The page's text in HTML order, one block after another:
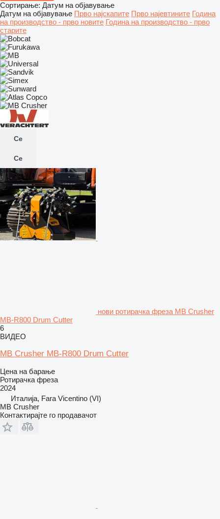
Сортирање: Датум на објавување
Датум на објавување Прво најскапите Прво најевтините Година
на производство - прво новите Година на производство - прво
старите
Се
Се
нови ротирачка фреза MB Crusher
MB-R800 Drum Cutter
6
ВИДЕО
MB Crusher MB-R800 Drum Cutter
Цена на барање
Ротирачка фреза
2024
Италија, Fara Vicentino (VI)
MB Crusher
Контактирајте го продавачот